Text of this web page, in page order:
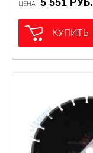
ЦЕНА 5 551 РУБ.
КУПИТЬ